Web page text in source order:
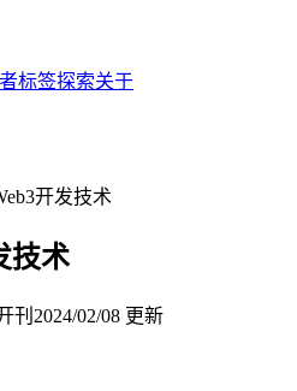
标签探索关于
开发技术
技术
刊 2024/02/08 更新